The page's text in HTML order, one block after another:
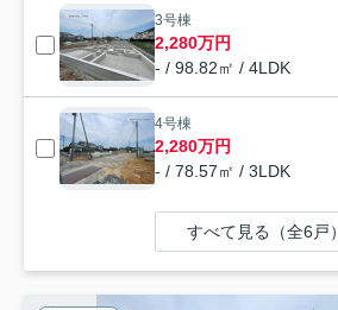
3号棟
2,280万円
- / 98.82㎡ / 4LDK
4号棟
2,280万円
- / 78.57㎡ / 3LDK
すべて見る（全6戸）